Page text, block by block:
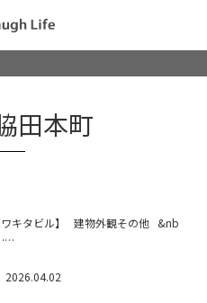
田本町
ワキタビル】 建物外観その他 &nb
2026.04.02